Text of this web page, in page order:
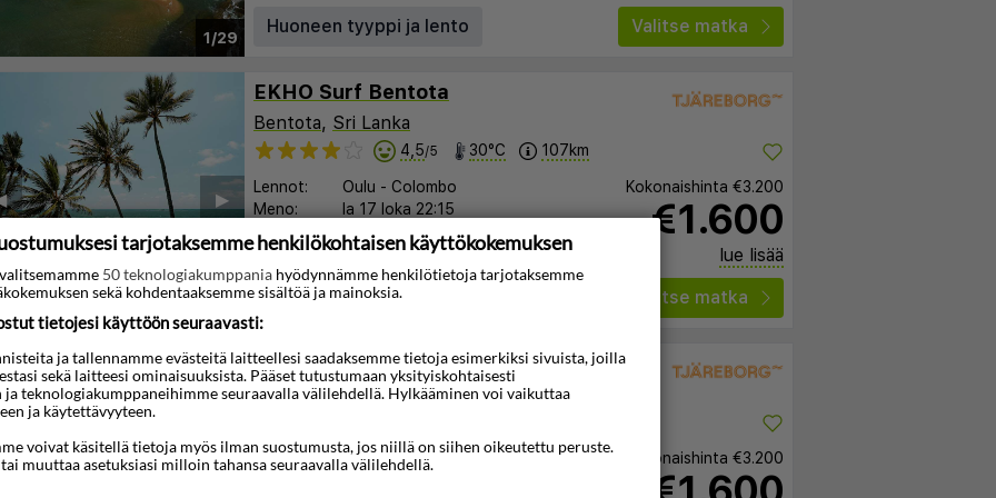
1/29
Huoneen tyyppi ja lento
Valitse matka
▶︎
EKHO Surf Bentota
Bentota, Sri Lanka
4,5/5 30°C 107km
Lennot: Oulu - Colombo
Meno:
la 17 loka 22:15
Paluu:
la 24 loka 12:15
Yöt:
7
Kokonaishinta €3.200
€1.600
lue lisää
Huoneen tyyppi ja lento
Valitse matka
▶︎
Jetwing Sea
Negombo,Sri Lanka
Lennot: Oulu-Colombo
Kokonaishinta €3.200
tarjotaksemme henkilökohtaisen käyttökokemuksen
50 teknologiakumppania hyödynnämme henkilötietoja tarjotaksemme
sekä kohdentaaksemme sisältöä ja mainoksia.
tietojesi käyttöön seuraavasti:
ja tallennamme evästeitä laitteellesi saadaksemme tietoja esimerkiksi sivuista, joilla
sekä laitteesi ominaisuuksista. Pääset tutustumaan yksityiskohtaisesti
teknologiakumppaneihimme seuraavalla välilehdellä. Hylkääminen voi vaikuttaa
ja käytettävyyteen.
voivat käsitellä tietoja myös ilman suostumusta, jos niillä on siihen oikeutettu peruste.
muuttaa asetuksiasi milloin tahansa seuraavalla välilehdellä.